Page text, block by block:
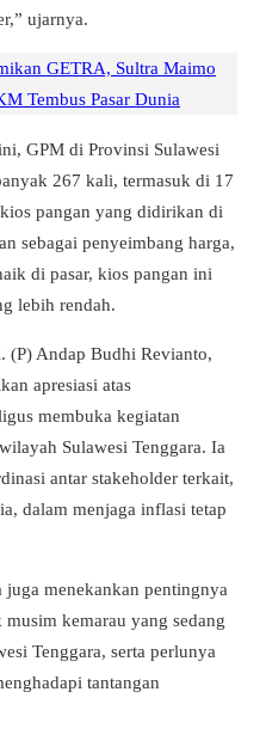
ujarnya.
GETRA, Sultra Maimo
Tembus Pasar Dunia
GPM di Provinsi Sulawesi
267 kali, termasuk di 17
pangan yang didirikan di
sebagai penyeimbang harga,
di pasar, kios pangan ini
lebih rendah.
(P) Andap Budhi Revianto,
apresiasi atas
membuka kegiatan
Sulawesi Tenggara. Ia
antar stakeholder terkait,
dalam menjaga inflasi tetap
menekankan pentingnya
kemarau yang sedang
Tenggara, serta perlunya
tantangan